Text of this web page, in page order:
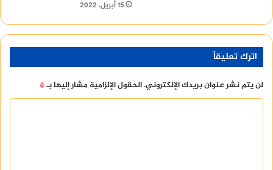
15 أبريل، 2022
اترك تعليقاً
لن يتم نشر عنوان بريدك الإلكتروني.الحقول الإلزامية مشار إليها بـ*